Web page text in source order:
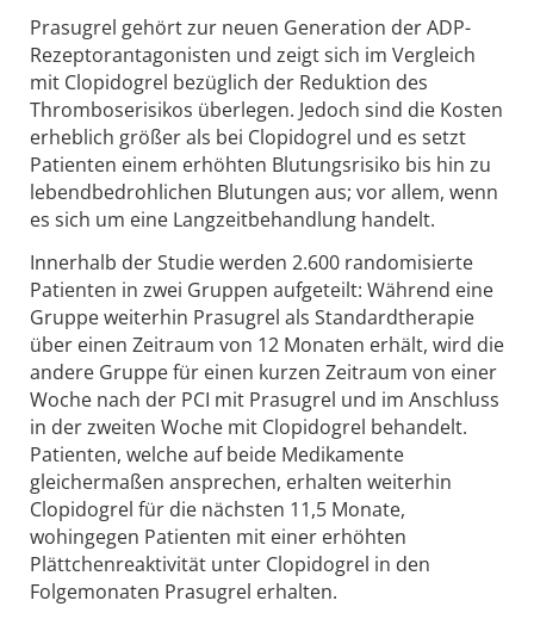
Prasugrel gehört zur neuen Generation der ADP-
Rezeptorantagonisten und zeigt sich im Vergleich
mit Clopidogrel bezüglich der Reduktion des
Thromboserisikos überlegen. Jedoch sind die Kosten
erheblich größer als bei Clopidogrel und es setzt
Patienten einem erhöhten Blutungsrisiko bis hin zu
lebendbedrohlichen Blutungen aus; vor allem, wenn
es sich um eine Langzeitbehandlung handelt.
Innerhalb der Studie werden 2.600 randomisierte
Patienten in zwei Gruppen aufgeteilt: Während eine
Gruppe weiterhin Prasugrel als Standardtherapie
über einen Zeitraum von 12 Monaten erhält, wird die
andere Gruppe für einen kurzen Zeitraum von einer
Woche nach der PCI mit Prasugrel und im Anschluss
in der zweiten Woche mit Clopidogrel behandelt.
Patienten, welche auf beide ­Medikamente
gleichermaßen ansprechen, erhalten weiterhin
Clopidogrel für die nächsten 11,5 Monate,
wohingegen Patienten mit einer erhöhten
Plättchenreaktivität unter Clopidogrel in den
Folgemonaten Prasugrel erhalten.